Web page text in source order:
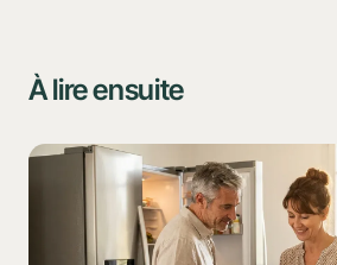
À lire ensuite